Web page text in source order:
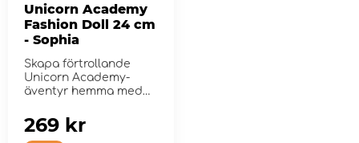
Unicorn Academy
Fashion Doll 24 cm
- Sophia
Skapa förtrollande
Unicorn Academy-
äventyr hemma med
269 kr